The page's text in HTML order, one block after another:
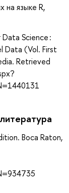
на языке R,
Science :
Data (Vol. First
Retrieved
Boca Raton,